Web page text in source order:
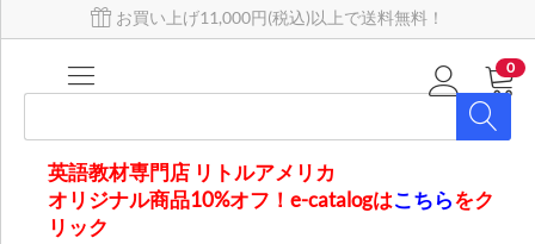
お買い上げ11,000円(税込)以上で送料無料！
英語教材専門店 リトルアメリカ
オリジナル商品10%オフ！e-catalogはこちらをク
リック
0